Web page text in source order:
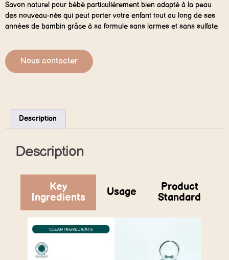
Savon naturel pour bébé particulièrement bien adapté à la peau
des nouveau-nés qui peut porter votre enfant tout au long de ses
années de bambin grâce à sa formule sans larmes et sans sulfate.
Nous contacter
Description
Description
Key
Ingredients
Usage
Product
Standard